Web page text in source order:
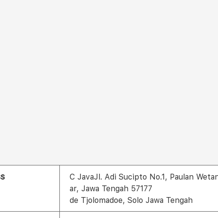
C JavaJl. Adi Sucipto No.1, Paulan
ar, Jawa Tengah 57177
de Tjolomadoe, Solo Jawa Tengah